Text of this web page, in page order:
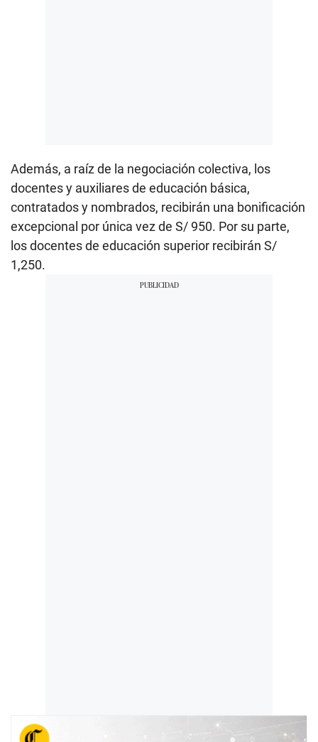
Además, a raíz de la negociación colectiva, los
docentes y auxiliares de educación básica,
contratados y nombrados, recibirán una bonificación
excepcional por única vez de S/ 950. Por su parte,
los docentes de educación superior recibirán S/
1,250.